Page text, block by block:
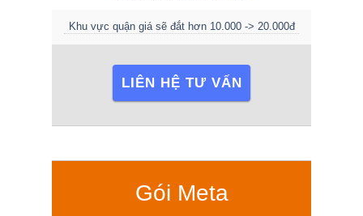
Khu vực quận giá sẽ đắt hơn 10.000 -> 20.000đ
LIÊN HỆ TƯ VẤN
Gói Meta